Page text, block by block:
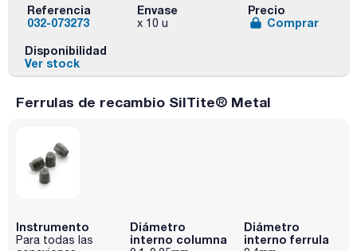
Referencia
032-073273
Envase
x 10 u
Precio
Comprar
Disponibilidad
Ver stock
Ferrulas de recambio SilTite® Metal
Instrumento
Para todas las
Diámetro
interno columna
Diámetro
interno ferrula